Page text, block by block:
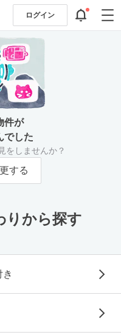
ログイン
件が
でした
をしませんか？
する
りから探す